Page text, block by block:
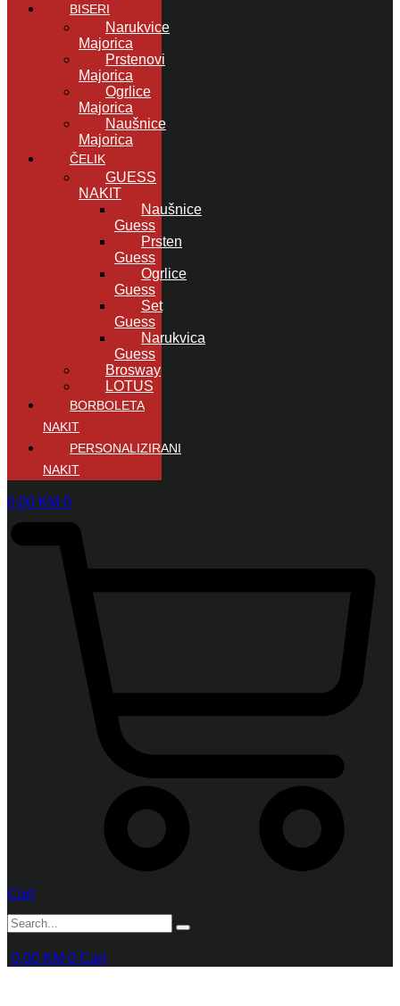
BISERI
Narukvice
Majorica
Prstenovi
Majorica
Ogrlice
Majorica
Naušnice
Majorica
ČELIK
GUESS
NAKIT
Naušnice
Guess
Prsten
Guess
Ogrlice
Guess
Set
Guess
Narukvica
Guess
Brosway
LOTUS
BORBOLETA
NAKIT
PERSONALIZIRANI
NAKIT
0,00 KM 0
Cart
0,00 KM 0 Cart